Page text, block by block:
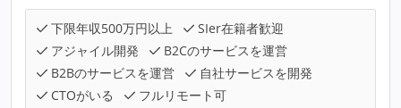
下限年収500万円以上
SIer在籍者歓迎
アジャイル開発
B2Cのサービスを運営
B2Bのサービスを運営
自社サービスを開発
CTOがいる
フルリモート可